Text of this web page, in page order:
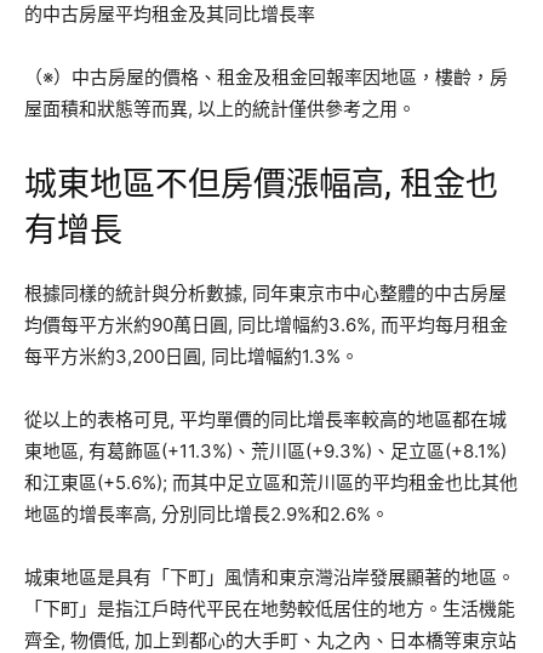
的中古房屋平均租金及其同比增長率
（※）中古房屋的價格、租金及租金回報率因地區，樓齡，房
屋面積和狀態等而異, 以上的統計僅供參考之用。
城東地區不但房價漲幅高, 租金也
有增長
根據同樣的統計與分析數據, 同年東京市中心整體的中古房屋
均價每平方米約90萬日圓, 同比增幅約3.6%, 而平均每月租金
每平方米約3,200日圓, 同比增幅約1.3%。
從以上的表格可見, 平均單價的同比增長率較高的地區都在城
東地區, 有葛飾區(+11.3%)、荒川區(+9.3%)、足立區(+8.1%)
和江東區(+5.6%); 而其中足立區和荒川區的平均租金也比其他
地區的增長率高, 分別同比增長2.9%和2.6%。
城東地區是具有「下町」風情和東京灣沿岸發展顯著的地區。
「下町」是指江戶時代平民在地勢較低居住的地方。生活機能
齊全, 物價低, 加上到都心的大手町、丸之內、日本橋等東京站